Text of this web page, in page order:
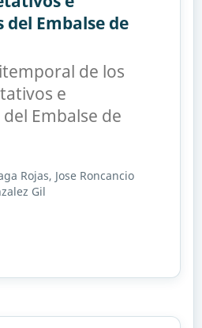
Embalse de
de los
e
Embalse de
Rojas, Jose Roncancio
Gil